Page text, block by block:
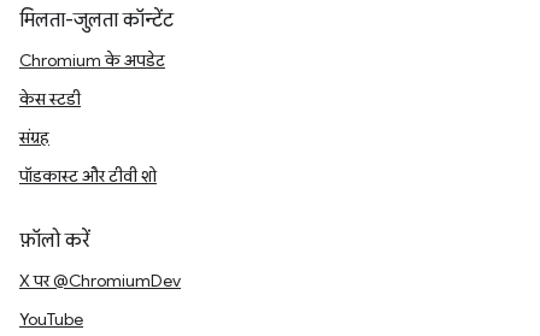
मिलता-जुलता कॉन्टेंट
Chromium के अपडेट
केस स्टडी
संग्रह
पॉडकास्ट और टीवी शो
फ़ॉलो करें
X पर @ChromiumDev
YouTube